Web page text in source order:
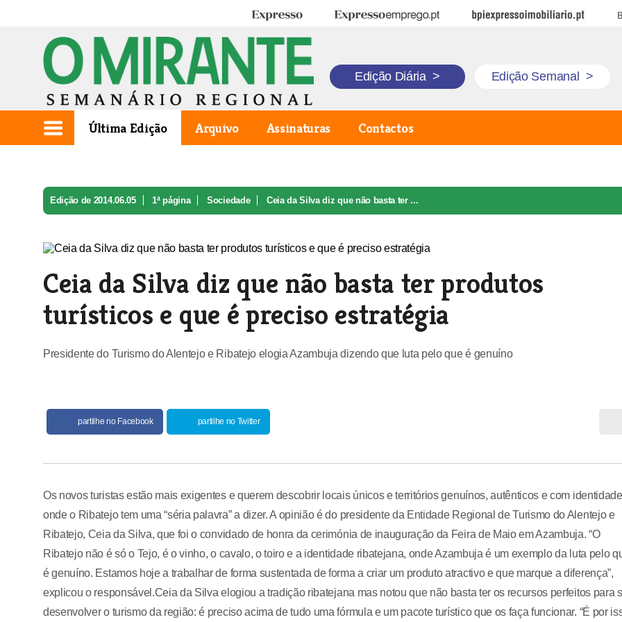
Expresso Expresso Emprego BPI Expresso Imobiliário
Edição Diária > Edição Semanal >
Última Edição Arquivo Assinaturas Contactos
Edição de 2014.06.05 1ª página Sociedade Ceia da Silva diz que não basta ter ...
Ceia da Silva diz que não basta ter produtos
turísticos e que é preciso estratégia
Presidente do Turismo do Alentejo e Ribatejo elogia Azambuja dizendo que luta pelo que é genuíno
partilhe no Facebook partilhe no Twitter
Os novos turistas estão mais exigentes e querem descobrir locais únicos e territórios genuínos, autênticos e com
onde o Ribatejo tem uma “séria palavra” a dizer. A opinião é do presidente da Entidade Regional de Turismo do Alentejo e
Ribatejo, Ceia da Silva, que foi o convidado de honra da cerimónia de inauguração da Feira de Maio em Azambuja. “O
Ribatejo não é só o Tejo, é o vinho, o cavalo, o toiro e a identidade ribatejana, onde Azambuja é um exemplo da luta pelo
é genuíno. Estamos hoje a trabalhar de forma sustentada de forma a criar um produto atractivo e que marque a diferença”,
explicou o responsável.Ceia da Silva elogiou a tradição ribatejana mas notou que não basta ter os recursos perfeitos para
desenvolver o turismo da região: é preciso acima de tudo uma fórmula e um pacote turístico que os faça funcionar. “É por